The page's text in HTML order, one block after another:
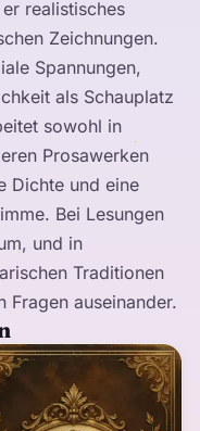
realistisches
Zeichnungen.
Spannungen,
als Schauplatz
sowohl in
Prosawerken
Dichte und eine
Bei Lesungen
und in
Traditionen
Fragen auseinander.